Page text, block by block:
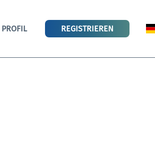
PROFIL REGISTRIEREN